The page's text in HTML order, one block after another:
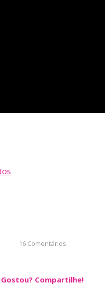
16 Comentários
Gostou? Compartilhe!